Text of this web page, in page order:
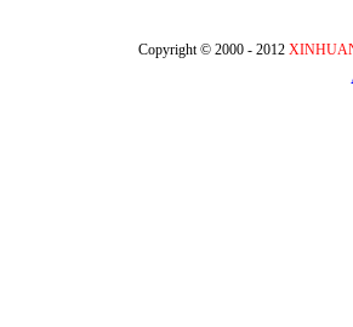
Copyright © 2000 - 2012